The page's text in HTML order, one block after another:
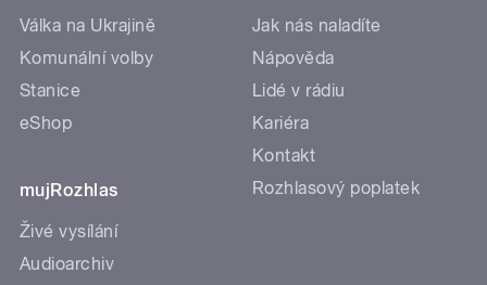
Válka na Ukrajině
Komunální volby
Stanice
eShop
mujRozhlas
Živé vysílání
Audioarchiv
Jak nás naladíte
Nápověda
Lidé v rádiu
Kariéra
Kontakt
Rozhlasový poplatek